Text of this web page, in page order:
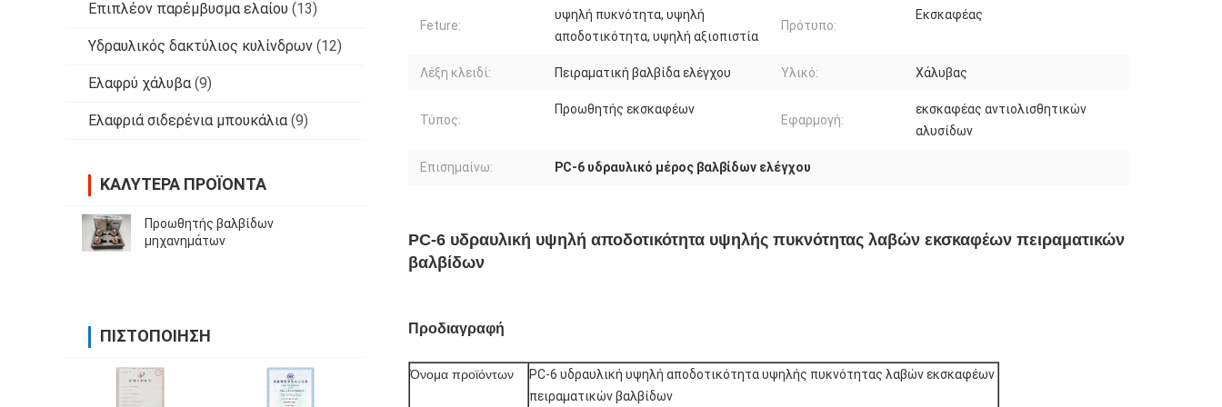
Επιπλέον παρέμβυσμα ελαίου (13)
Υδραυλικός δακτύλιος κυλίνδρων (12)
Ελαφρύ χάλυβα (9)
Ελαφριά σιδερένια μπουκάλια (9)
ΚΑΛΎΤΕΡΑ ΠΡΟΪΌΝΤΑ
Προωθητής βαλβίδων
μηχανημάτων
ΠΙΣΤΟΠΟΊΗΣΗ
Feture:
υψηλή πυκνότητα, υψηλή
αποδοτικότητα, υψηλή αξιοπιστία
Πρότυπο:
Εκσκαφέας
Λέξη κλειδί: Πειραματική βαλβίδα ελέγχου Υλικό: Χάλυβας
Τύπος:
Προωθητής εκσκαφέων
Εφαρμογή:
εκσκαφέας αντιολισθητικών
αλυσίδων
Επισημαίνω: PC-6 υδραυλικό μέρος βαλβίδων ελέγχου
PC-6 υδραυλική υψηλή αποδοτικότητα υψηλής πυκνότητας λαβών εκσκαφέων πειραματικών
βαλβίδων
Προδιαγραφή
Όνομα προϊόντων
PC-6 υδραυλική υψηλή αποδοτικότητα υψηλής πυκνότητας λαβών εκσκαφέων
πειραματικών βαλβίδων